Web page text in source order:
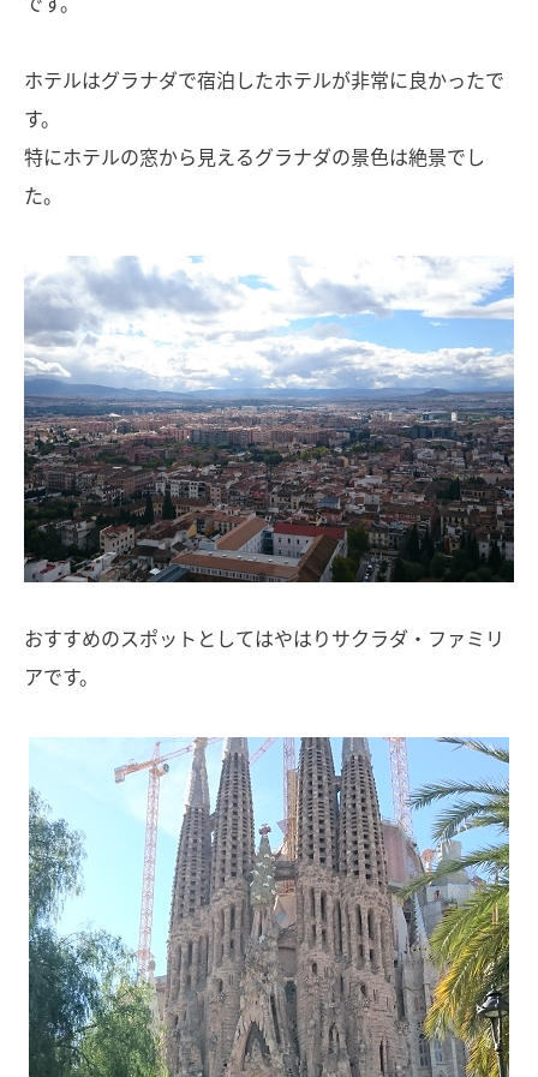
ホテルはグラナダで宿泊したホテルが非常に良かったで
す。
特にホテルの窓から見えるグラナダの景色は絶景でし
た。
おすすめのスポットとしてはやはりサクラダ・ファミリ
アです。